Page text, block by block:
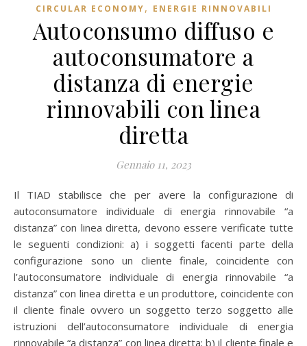
CIRCULAR ECONOMY, ENERGIE RINNOVABILI
Autoconsumo diffuso e
autoconsumatore a
distanza di energie
rinnovabili con linea
diretta
Gennaio 11, 2023
Il TIAD stabilisce che per avere la configurazione di
autoconsumatore individuale di energia rinnovabile “a
distanza” con linea diretta, devono essere verificate tutte
le seguenti condizioni: a) i soggetti facenti parte della
configurazione sono un cliente finale, coincidente con
l’autoconsumatore individuale di energia rinnovabile “a
distanza” con linea diretta e un produttore, coincidente con
il cliente finale ovvero un soggetto terzo soggetto alle
istruzioni dell’autoconsumatore individuale di energia
rinnovabile “a distanza” con linea diretta; b) il cliente finale e